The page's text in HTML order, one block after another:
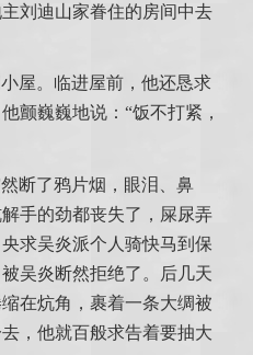
刘迪山家眷住的房间中去
屋。临进屋前，他还恳求
颤巍巍地说：“饭不打紧，
断了鸦片烟，眼泪、鼻
手的劲都丧失了，屎尿弄
求吴炎派个人骑快马到保
吴炎断然拒绝了。后几天
在炕角，裹着一条大绸被
，他就百般求告着要抽大